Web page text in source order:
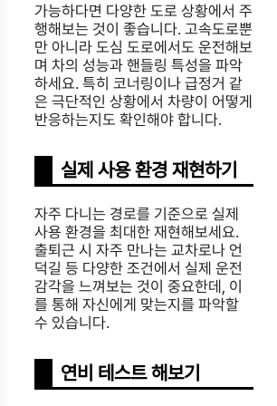
가능하다면 다양한 도로 상황에서 주
행해보는 것이 좋습니다. 고속도로뿐
만 아니라 도심 도로에서도 운전해보
며 차의 성능과 핸들링 특성을 파악
하세요. 특히 코너링이나 급정거 같
은 극단적인 상황에서 차량이 어떻게
반응하는지도 확인해야 합니다.
실제 사용 환경 재현하기
자주 다니는 경로를 기준으로 실제
사용 환경을 최대한 재현해보세요.
출퇴근 시 자주 만나는 교차로나 언
덕길 등 다양한 조건에서 실제 운전
감각을 느껴보는 것이 중요한데, 이
를 통해 자신에게 맞는지를 파악할
수 있습니다.
연비 테스트 해보기